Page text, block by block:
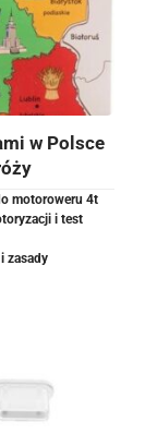
w Polsce
motoroweru 4t
i test
zasady